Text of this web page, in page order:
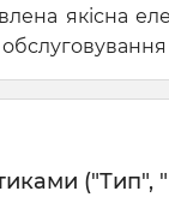
якісна
("Тип",